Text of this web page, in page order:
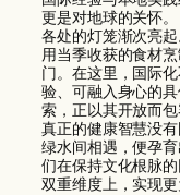
更是对地球的关怀
各处的灯笼渐次亮
用当季收获的食材
门。在这里，国际
验、可融入身心的
索，正以其开放而
真正的健康智慧没
绿水间相遇，便孕
们在保持文化根脉
双重维度上，实现更